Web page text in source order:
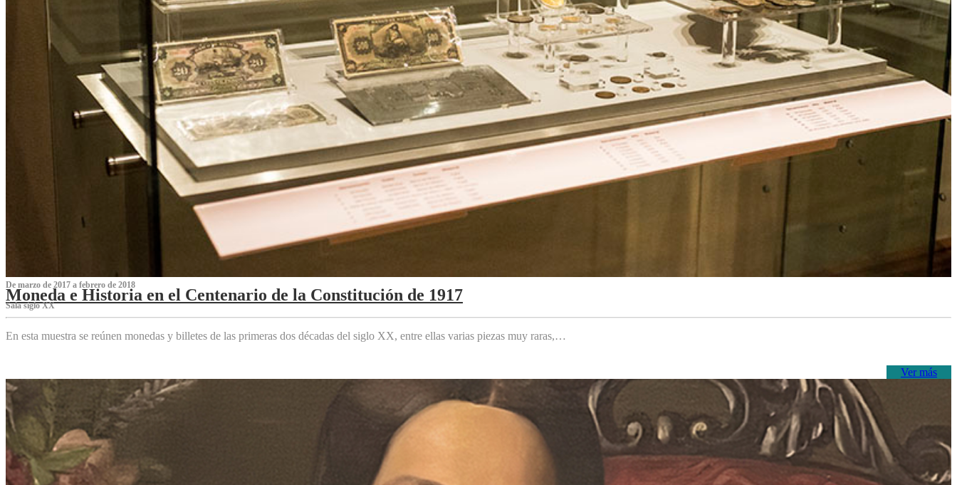
De marzo de 2017 a febrero de 2018
Moneda e Historia en el Centenario de la Constitución de 1917
Sala siglo XX
En esta muestra se reúnen monedas y billetes de las primeras dos décadas del siglo XX, entre ellas varias piezas muy raras,…
Ver más